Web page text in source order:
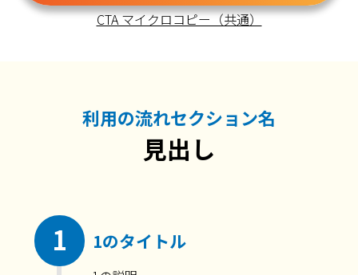
CTA マイクロコピー（共通）
利用の流れセクション名
見出し
1 1のタイトル